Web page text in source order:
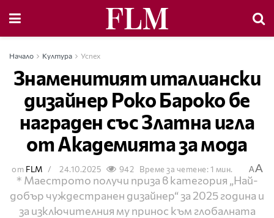
Начало Култура Успех
Знаменитият италиански
дизайнер Роко Бароко бе
награден със Златна игла
от Академията за мода
от FLM 24.10.2025 942 Време за четене: 1 мин. AA
* Маестрото получи приза в категория „Най-
добър чуждестранен дизайнер“ за 2025 година и
за изключителния му принос към глобалната